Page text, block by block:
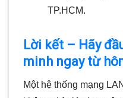
TP.HCM.
Lời kết – Hãy
minh ngay từ
Một hệ thống mạng